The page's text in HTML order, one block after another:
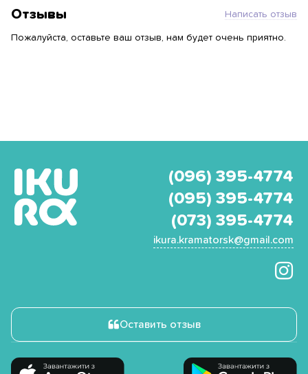
Отзывы Написать отзыв
Пожалуйста, оставьте ваш отзыв, нам будет очень приятно.
(096) 395-4774
(095) 395-4774
(073) 395-4774
ikura.kramatorsk@gmail.com
Оставить отзыв